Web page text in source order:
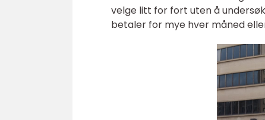
velge litt for fort uten å
betaler for mye hver måned